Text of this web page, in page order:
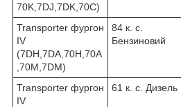
70K,7DJ,7DK,70C)
Transporter фургон
IV
(7DH,7DA,70H,70А
,70M,7DM)
84 к. с.
Бензиновий
Transporter фургон
IV
61 к. с. Дизель